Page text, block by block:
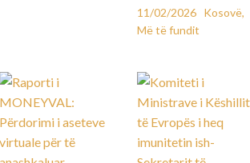
11/02/2026 Kosovë,
Më të fundit